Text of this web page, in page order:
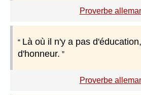
Proverbe
Là où il n'y a pas
d'honneur.
Proverbe